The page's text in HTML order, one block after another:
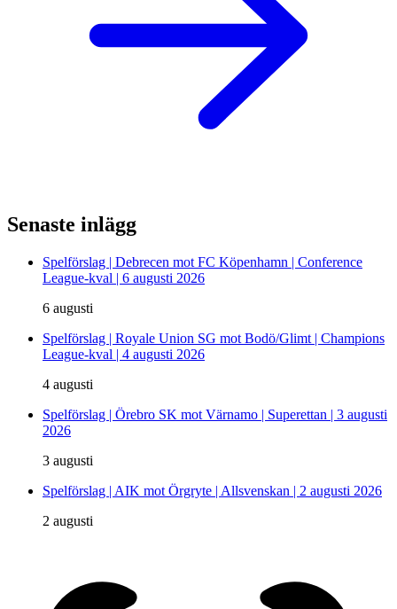
Senaste inlägg
Spelförslag | Debrecen mot FC Köpenhamn | Conference
League-kval | 6 augusti 2026
6 augusti
Spelförslag | Royale Union SG mot Bodö/Glimt | Champions
League-kval | 4 augusti 2026
4 augusti
Spelförslag | Örebro SK mot Värnamo | Superettan | 3 augusti
2026
3 augusti
Spelförslag | AIK mot Örgryte | Allsvenskan | 2 augusti 2026
2 augusti